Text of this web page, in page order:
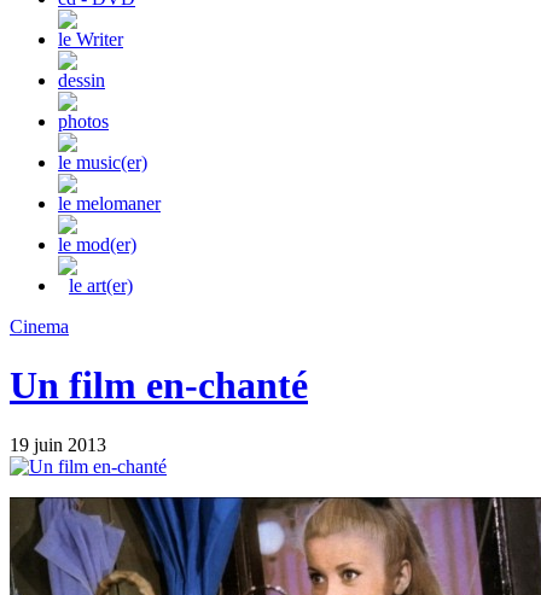
le Writer
dessin
photos
le music(er)
le melomaner
le mod(er)
le art(er)
Cinema
Un film en-chanté
19 juin 2013